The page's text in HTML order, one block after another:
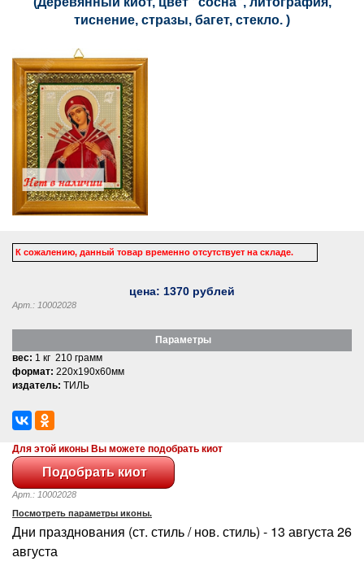
тиснение, стразы, багет, стекло. )
К сожалению, данный товар временно отсутствует на складе.
цена: 1370 рублей
Арт.: 10002028
Параметры
вес: 1 кг 210 грамм
формат: 220x190x60мм
издатель: ТИЛЬ
Для этой иконы Вы можете подобрать киот
Арт.: 10002028
Посмотреть параметры иконы.
Дни празднования (ст. стиль / нов. стиль) - 13 августа 26
августа